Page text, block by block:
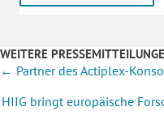
WEITERE
Posts
navigation
← Partner des Actiplex-
HIIG bringt europäische